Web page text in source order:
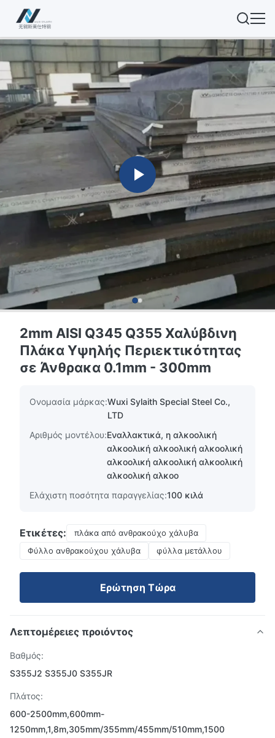
2mm AISI Q345 Q355 Χαλύβδινη
Πλάκα Υψηλής Περιεκτικότητας
σε Άνθρακα 0.1mm - 300mm
Ονομασία μάρκας:Wuxi Sylaith Special Steel Co.,
LTD
Αριθμός μοντέλου:Εναλλακτικά, η αλκοολική
αλκοολική αλκοολική αλκοολική
αλκοολική αλκοολική αλκοολική
αλκοολική αλκοο
Ελάχιστη ποσότητα παραγγελίας:100 κιλά
Ετικέτες:
πλάκα από ανθρακούχο χάλυβα
Φύλλο ανθρακούχου χάλυβα
φύλλα μετάλλου
Ερώτηση Τώρα
Λεπτομέρειες προιόντος
Βαθμός:
S355J2 S355J0 S355JR
Πλάτος:
600-2500mm,600mm-
1250mm,1,8m,305mm/355mm/455mm/510mm,1500